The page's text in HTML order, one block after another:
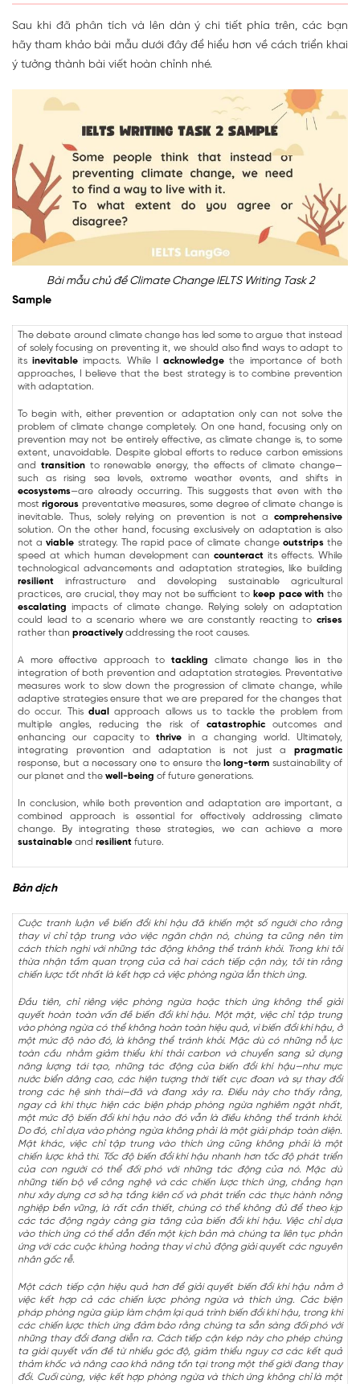
Sau khi đã phân tích và lên dàn ý chi tiết phía trên, các bạn
hãy tham khảo bài mẫu dưới đây để hiểu hơn về cách triển khai
ý tưởng thành bài viết hoàn chỉnh nhé.
Bài mẫu chủ đề Climate Change IELTS Writing Task 2
Sample
The debate around climate change has led some to argue that instead
of solely focusing on preventing it, we should also find ways to adapt to
itsinevitable impacts. While Iacknowledge the importance of both
approaches, I believe that the best strategy is to combine prevention
with adaptation.
To begin with, either prevention or adaptation only can not solve the
problem of climate change completely. On one hand, focusing only on
prevention may not be entirely effective, as climate change is, to some
extent, unavoidable. Despite global efforts to reduce carbon emissions
and transitionto renewable energy, the effects of climate change—
such as rising sea levels, extreme weather events, and shifts in
ecosystems—are already occurring. This suggests that even with the
mostrigorous preventative measures, some degree of climate change is
inevitable. Thus, solely relying on prevention is not a comprehensive
solution. On the other hand, focusing exclusively on adaptation is also
not aviable strategy. The rapid pace of climate change outstripsthe
speed at which human development cancounteract its effects. While
technological advancements and adaptation strategies, like building
resilient infrastructure and developing sustainable agricultural
practices, are crucial, they may not be sufficient to keep pace with the
escalating impacts of climate change. Relying solely on adaptation
could lead to a scenario where we are constantly reacting to crises
rather than proactivelyaddressing the root causes.
A more effective approach to tackling climate change lies in the
integration of both prevention and adaptation strategies. Preventative
measures work to slow down the progression of climate change, while
adaptive strategies ensure that we are prepared for the changes that
do occur. Thisdual approach allows us to tackle the problem from
multiple angles, reducing the risk of catastrophicoutcomes and
enhancing our capacity tothrive in a changing world. Ultimately,
integrating prevention and adaptation is not just a pragmatic
response, but a necessary one to ensure the long-term sustainability of
our planet and the well-being of future generations.
In conclusion, while both prevention and adaptation are important, a
combined approach is essential for effectively addressing climate
change. By integrating these strategies, we can achieve a more
sustainable and resilient future.
Bản dịch
Cuộc tranh luận về biến đổi khí hậu đã khiến một số người cho rằng
thay vì chỉ tập trung vào việc ngăn chặn nó, chúng ta cũng nên tìm
cách thích nghi với những tác động không thể tránh khỏi. Trong khi tôi
thừa nhận tầm quan trọng của cả hai cách tiếp cận này, tôi tin rằng
chiến lược tốt nhất là kết hợp cả việc phòng ngừa lẫn thích ứng.
Đầu tiên, chỉ riêng việc phòng ngừa hoặc thích ứng không thể giải
quyết hoàn toàn vấn đề biến đổi khí hậu. Một mặt, việc chỉ tập trung
vào phòng ngừa có thể không hoàn toàn hiệu quả, vì biến đổi khí hậu, ở
một mức độ nào đó, là không thể tránh khỏi. Mặc dù có những nỗ lực
toàn cầu nhằm giảm thiểu khí thải carbon và chuyển sang sử dụng
năng lượng tái tạo, những tác động của biến đổi khí hậu—như mực
nước biển dâng cao, các hiện tượng thời tiết cực đoan và sự thay đổi
trong các hệ sinh thái—đã và đang xảy ra. Điều này cho thấy rằng,
ngay cả khi thực hiện các biện pháp phòng ngừa nghiêm ngặt nhất,
một mức độ biến đổi khí hậu nào đó vẫn là điều không thể tránh khỏi.
Do đó, chỉ dựa vào phòng ngừa không phải là một giải pháp toàn diện.
Mặt khác, việc chỉ tập trung vào thích ứng cũng không phải là một
chiến lược khả thi. Tốc độ biến đổi khí hậu nhanh hơn tốc độ phát triển
của con người có thể đối phó với những tác động của nó. Mặc dù
những tiến bộ về công nghệ và các chiến lược thích ứng, chẳng hạn
như xây dựng cơ sở hạ tầng kiên cố và phát triển các thực hành nông
nghiệp bền vững, là rất cần thiết, chúng có thể không đủ để theo kịp
các tác động ngày càng gia tăng của biến đổi khí hậu. Việc chỉ dựa
vào thích ứng có thể dẫn đến một kịch bản mà chúng ta liên tục phản
ứng với các cuộc khủng hoảng thay vì chủ động giải quyết các nguyên
nhân gốc rễ.
Một cách tiếp cận hiệu quả hơn để giải quyết biến đổi khí hậu nằm ở
việc kết hợp cả các chiến lược phòng ngừa và thích ứng. Các biện
pháp phòng ngừa giúp làm chậm lại quá trình biến đổi khí hậu, trong khi
các chiến lược thích ứng đảm bảo rằng chúng ta sẵn sàng đối phó với
những thay đổi đang diễn ra. Cách tiếp cận kép này cho phép chúng
ta giải quyết vấn đề từ nhiều góc độ, giảm thiểu nguy cơ các kết quả
thảm khốc và nâng cao khả năng tồn tại trong một thế giới đang thay
đổi. Cuối cùng, việc kết hợp phòng ngừa và thích ứng không chỉ là một